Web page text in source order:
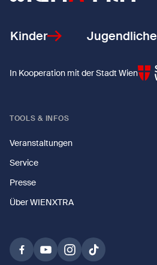
Kinder Jugendliche
In Kooperation mit der Stadt Wien
TOOLS & INFOS
Veranstaltungen
Service
Presse
Über WIENXTRA